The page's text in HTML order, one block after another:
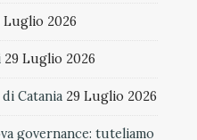
Luglio 2026
29 Luglio 2026
Catania 29 Luglio 2026
governance: tuteliamo